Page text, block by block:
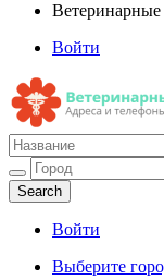
Войти
Ветеринарные
Адреса и телефоны
Войти
Выберите